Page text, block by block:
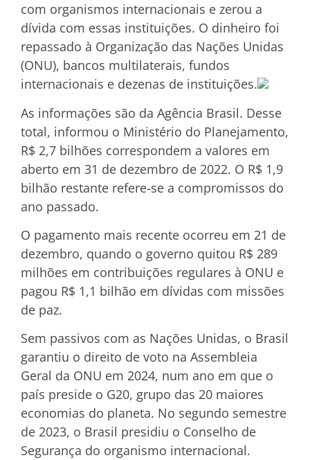
com organismos internacionais e zerou a
dívida com essas instituições. O dinheiro foi
repassado à Organização das Nações Unidas
(ONU), bancos multilaterais, fundos
internacionais e dezenas de instituições.
As informações são da Agência Brasil. Desse
total, informou o Ministério do Planejamento,
R$ 2,7 bilhões correspondem a valores em
aberto em 31 de dezembro de 2022. O R$ 1,9
bilhão restante refere-se a compromissos do
ano passado.
O pagamento mais recente ocorreu em 21 de
dezembro, quando o governo quitou R$ 289
milhões em contribuições regulares à ONU e
pagou R$ 1,1 bilhão em dívidas com missões
de paz.
Sem passivos com as Nações Unidas, o Brasil
garantiu o direito de voto na Assembleia
Geral da ONU em 2024, num ano em que o
país preside o G20, grupo das 20 maiores
economias do planeta. No segundo semestre
de 2023, o Brasil presidiu o Conselho de
Segurança do organismo internacional.